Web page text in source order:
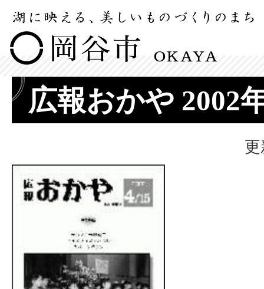
広報おかや 2002